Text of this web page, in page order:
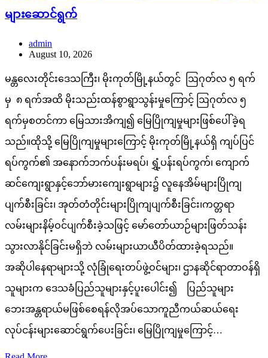
များဆောင်ရွက်
admin
August 10, 2026
မန္တလေးတိုင်းဒေသကြီး၊ မိုးကုတ်မြို့နယ်တွင် ဩဂုတ်လ ၅ ရက်
မှ ၈ ရက်အထိ မိုးသည်းထန်စွာရွာသွန်းမှုကြောင့် ဩဂုတ်လ ၅
ရက်မှစတင်ကာ မြေသားအိကျ၍ မြေပြိုကျမှုများဖြစ်ပေါ်ခဲ့ရ
သည်။ထိုသို့ မြေပြိုကျမှုများကြောင့် မိုးကုတ်မြို့နယ်ရှိ ကျပ်ပြင်
ရပ်ကွက်၏ အနောက်ဘက်ပန်းမရပ်၊ ရွှံ့ပန်းရပ်ကွက်၊ ကျောက်
ဆင်ကျေးရွာနှင့်ဘော်မားကျေးရွာများ၌ လူနေအိမ်များပြိုကျ
ပျက်စီးခြင်း၊ အုတ်တံတိုင်းများပြိုကျပျက်စီးခြင်း၊ကတ္တရာ
လမ်းများနိမ့်ဝင်ပျက်စီးခဲ့သဖြင့် မော်တော်ယာဉ်များဖြတ်သန်း
သွားလာနိုင်ခြင်းမရှိဘဲ လမ်းများယာယီပိတ်ထားခဲ့ရသည်။
အဆိုပါနေရာများသို့ လုံခြုံရေးတပ်ဖွဲ့ဝင်များ၊ ဌာနဆိုင်ရာတာဝန်ရှိ
သူများက ဒေသခံပြည်သူများနှင့်ပူးပေါင်း၍ ပြည်သူများ
ဘေးအန္တရာယ်မဖြစ်စေရန်လိုအပ်သောကူညီကယ်ဆယ်ရေး
လုပ်ငန်းများဆောင်ရွက်ပေးခြင်း၊ မြေပြိုကျမှုကြောင့်…